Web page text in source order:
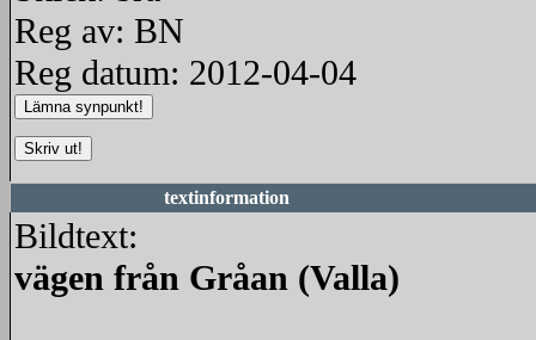
Reg av: BN
Reg datum: 2012-04-04
textinformation
Bildtext:
vägen från Gråan (Valla)